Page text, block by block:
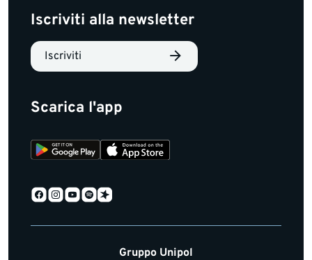
Iscriviti alla newsletter
Iscriviti
Scarica l'app
Gruppo Unipol